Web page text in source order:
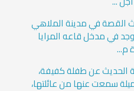
القصة في مدينة الملاهي
في مدخل قاعه المرايا
م...
الحديث عن طفلة كفيفة،
سمعت عنها من عائلتها،